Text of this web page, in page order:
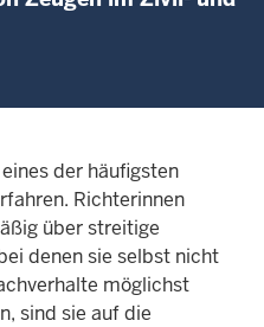
der häufigsten
Richterinnen
über streitige
denen sie selbst nicht
möglichst
sind sie auf die